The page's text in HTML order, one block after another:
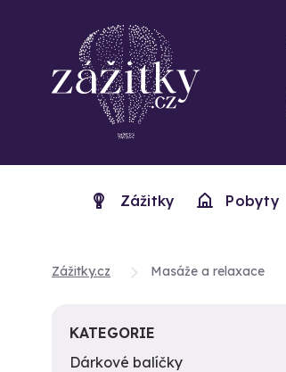
Zážitky Pobyty
Zážitky.cz Masáže a relaxace
KATEGORIE
Dárkové balíčky